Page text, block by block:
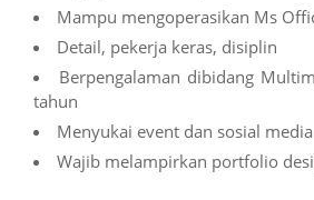
Mampu mengoperasikan Ms
Detail, pekerja keras, disiplin
Berpengalaman dibidang
tahun
Menyukai event dan sosial media
Wajib melampirkan portfolio